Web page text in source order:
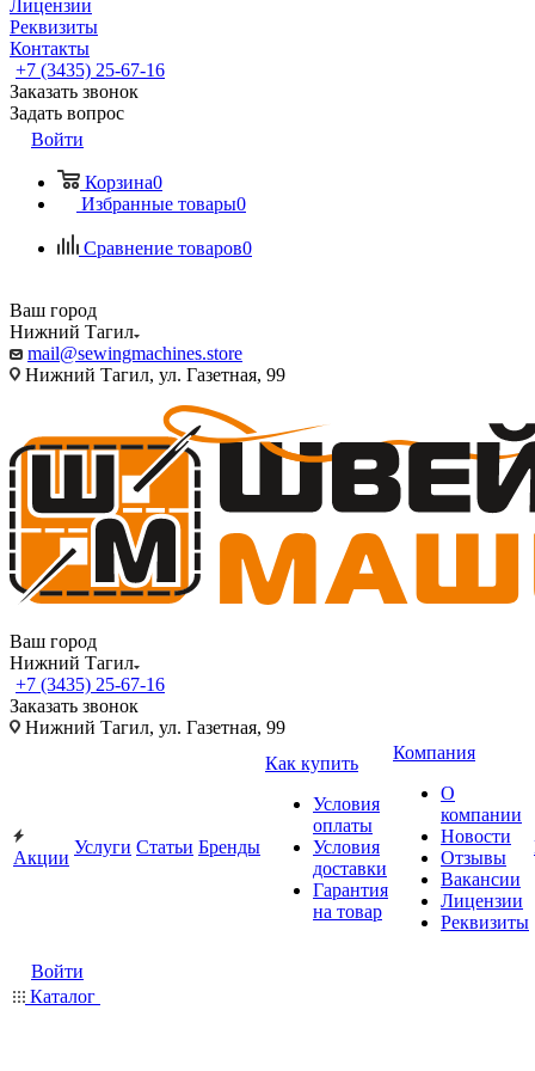
Лицензии
Реквизиты
Контакты
+7 (3435) 25-67-16
Заказать звонок
Задать вопрос
Войти
Корзина0
Избранные товары0
Сравнение товаров0
Ваш город
Нижний Тагил
mail@sewingmachines.store
Нижний Тагил, ул. Газетная, 99
Ваш город
Нижний Тагил
+7 (3435) 25-67-16
Заказать звонок
Нижний Тагил, ул. Газетная, 99
Акции
Услуги Статьи Бренды
Как купить
Условия
оплаты
Условия
доставки
Гарантия
на товар
Компания
О
компании
Новости
Отзывы
Вакансии
Лицензии
Реквизиты
Войти
Каталог